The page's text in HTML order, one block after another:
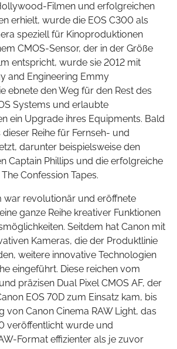
Filmen und erfolgreichen
erhielt, wurde die EOS C300 als
speziell für Kinoproduktionen
CMOS-Sensor, der in der Größe
entspricht, wurde sie 2012 mit
and Engineering Emmy
ebnete den Weg für den Rest des
Systems und erlaubte
ein Upgrade ihres Equipments. Bald
Reihe für Fernseh- und
darunter beispielsweise den
Captain Phillips und die erfolgreiche
Confession Tapes.
war revolutionär und eröffnete
ganze Reihe kreativer Funktionen
Seitdem hat Canon mit
Kameras, die der Produktlinie
weitere innovative Technologien
eingeführt. Diese reichen vom
präzisen Dual Pixel CMOS AF, der
EOS 70D zum Einsatz kam, bis
von Canon Cinema RAW Light, das
veröffentlicht wurde und
Format effizienter als je zuvor